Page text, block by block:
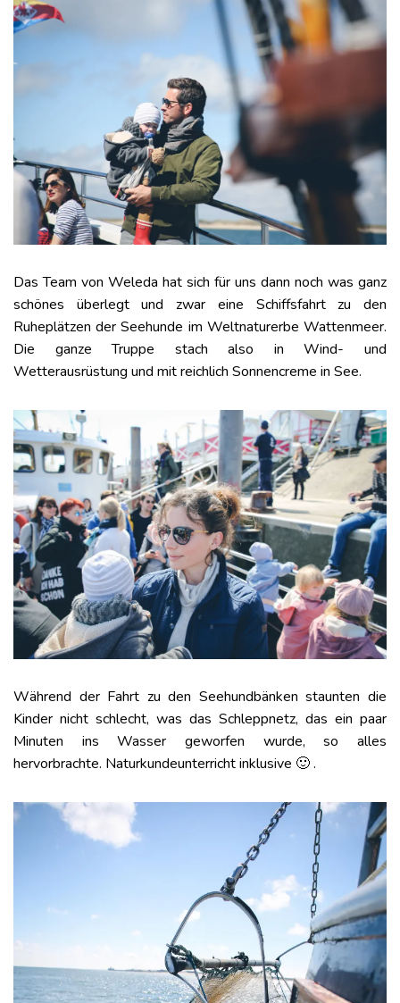
Das Team von Weleda hat sich für uns dann noch was ganz
schönes überlegt und zwar eine Schiffsfahrt zu den
Ruheplätzen der Seehunde im Weltnaturerbe Wattenmeer.
Die ganze Truppe stach also in Wind- und
Wetterausrüstung und mit reichlich Sonnencreme in See.
Während der Fahrt zu den Seehundbänken staunten die
Kinder nicht schlecht, was das Schleppnetz, das ein paar
Minuten ins Wasser geworfen wurde, so alles
hervorbrachte. Naturkundeunterricht inklusive 🙂 .